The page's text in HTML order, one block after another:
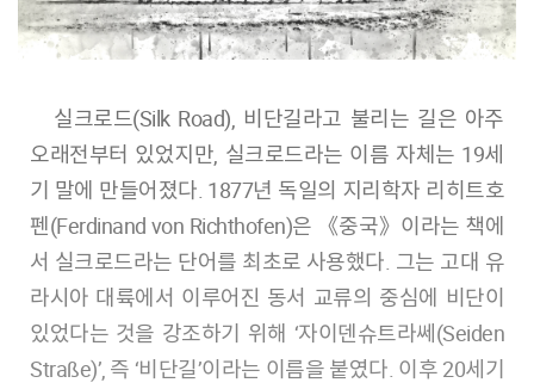
실크로드(​Silk Road​), 비단길라고 불리는 길은 아주
오래전부터 있었지만, 실크로드라는 이름 자체는 19세
기 말에 만들어졌다. 1877년 독일의 지리학자 리히트호
펜(​Ferdinand von Richthofen​)은 《중국》이라는 책에
서 실크로드라는 단어를 최초로 사용했다. 그는 고대 유
라시아 대륙에서 이루어진 동서 교류의 중심에 비단이
있었다는 것을 강조하기 위해 ‘자이덴슈트라쎄(​Seiden
Straße​)’, 즉 ‘비단길’이라는 이름을 붙였다. 이후 20세기